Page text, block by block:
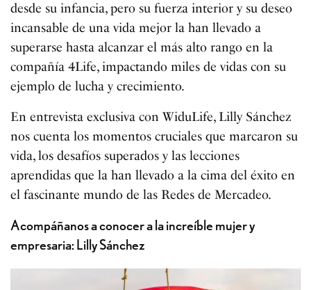
desde su infancia, pero su fuerza interior y su deseo
incansable de una vida mejor la han llevado a
superarse hasta alcanzar el más alto rango en la
compañía 4Life, impactando miles de vidas con su
ejemplo de lucha y crecimiento.
En entrevista exclusiva con WiduLife, Lilly Sánchez
nos cuenta los momentos cruciales que marcaron su
vida, los desafíos superados y las lecciones
aprendidas que la han llevado a la cima del éxito en
el fascinante mundo de las Redes de Mercadeo.
Acompáñanos a conocer a la increíble mujer y
empresaria: Lilly Sánchez